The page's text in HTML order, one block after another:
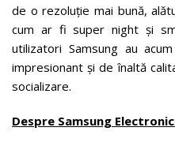
de o rezoluție mai bună,
cum ar fi super night și
utilizatori Samsung au
impresionant și de înaltă
socializare.
Despre Samsung